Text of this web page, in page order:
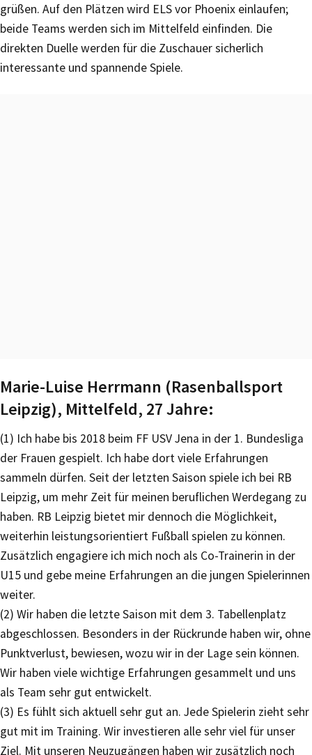
grüßen. Auf den Plätzen wird ELS vor Phoenix einlaufen;
beide Teams werden sich im Mittelfeld einfinden. Die
direkten Duelle werden für die Zuschauer sicherlich
interessante und spannende Spiele.
Marie-Luise Herrmann (Rasenballsport
Leipzig), Mittelfeld, 27 Jahre:
(1) Ich habe bis 2018 beim FF USV Jena in der 1. Bundesliga
der Frauen gespielt. Ich habe dort viele Erfahrungen
sammeln dürfen. Seit der letzten Saison spiele ich bei RB
Leipzig, um mehr Zeit für meinen beruflichen Werdegang zu
haben. RB Leipzig bietet mir dennoch die Möglichkeit,
weiterhin leistungsorientiert Fußball spielen zu können.
Zusätzlich engagiere ich mich noch als Co-Trainerin in der
U15 und gebe meine Erfahrungen an die jungen Spielerinnen
weiter.
(2) Wir haben die letzte Saison mit dem 3. Tabellenplatz
abgeschlossen. Besonders in der Rückrunde haben wir, ohne
Punktverlust, bewiesen, wozu wir in der Lage sein können.
Wir haben viele wichtige Erfahrungen gesammelt und uns
als Team sehr gut entwickelt.
(3) Es fühlt sich aktuell sehr gut an. Jede Spielerin zieht sehr
gut mit im Training. Wir investieren alle sehr viel für unser
Ziel. Mit unseren Neuzugängen haben wir zusätzlich noch